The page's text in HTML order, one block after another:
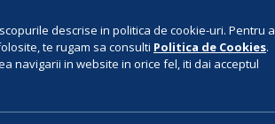
descrise in politica de cookie-uri. Pentru a
te rugam sa consulti Politica de Cookies.
navigarii in website in orice fel, iti dai acceptul